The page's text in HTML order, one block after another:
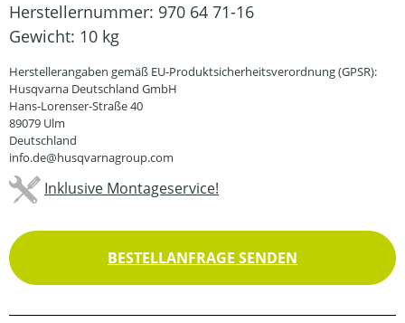
Herstellernummer: 970 64 71-16
Gewicht: 10 kg
Herstellerangaben gemäß EU-Produktsicherheitsverordnung (GPSR):
Husqvarna Deutschland GmbH
Hans-Lorenser-Straße 40
89079 Ulm
Deutschland
info.de@husqvarnagroup.com
Inklusive Montageservice!
BESTELLANFRAGE SENDEN